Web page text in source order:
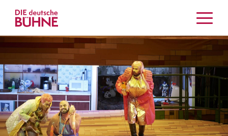
Kritiken
Schauspiel
Musiktheater
Tanz
Crossover
Bühnenwelt